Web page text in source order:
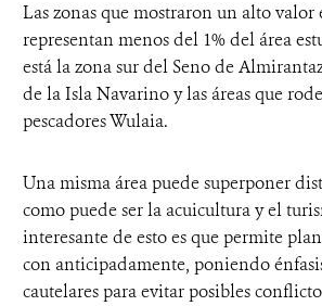
Las zonas que mostraron un alto
representan menos del 1% del área
está la zona sur del Seno de
de la Isla Navarino y las áreas que
pescadores Wulaia.
Una misma área puede superponer
como puede ser la acuicultura y el
interesante de esto es que permite
con anticipadamente, poniendo
cautelares para evitar posibles